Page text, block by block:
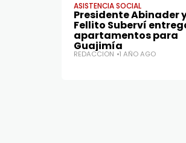
ASISTENCIA SOCIAL
Presidente Abinader
Fellito Suberví
apartamentos para
Guajimía
REDACCIÓN 1 AÑO AGO